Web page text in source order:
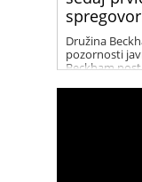
Družina
pozornosti
Beckham
in